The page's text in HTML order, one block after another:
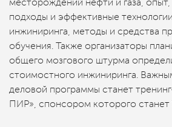
месторождений нефти и газа,
подходы и эффективные
инжиниринга, методы и средства
обучения. Также организаторы
общего мозгового штурма
стоимостного инжиниринга.
деловой программы станет
ПИР», спонсором которого станет